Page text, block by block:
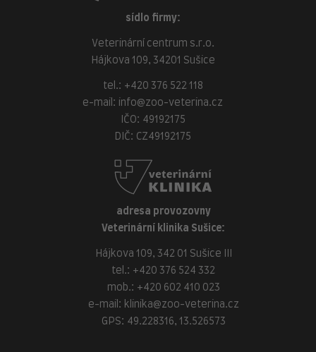
sídlo firmy:
Veterinární centrum s.r.o.
Hájkova 109, 34201 Sušice
tel.: +420 376 522 118
e-mail:
info@zoo-veterina.cz
IČO: 49192175
DIČ: CZ49192175
adresa provozovny
Veterinární klinika Sušice:
Hájkova 109, 342 01 Sušice III
tel.: +420 376 524 332
mob.: +420 602 410 023
e-mail: klinika@zoo-veterina.cz
GPS: 49.228316, 13.526573